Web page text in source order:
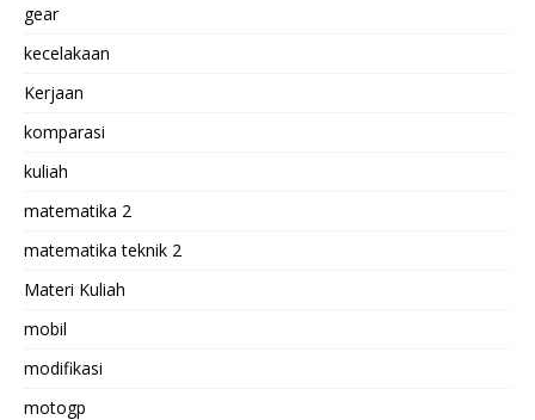
gear
kecelakaan
Kerjaan
komparasi
kuliah
matematika 2
matematika teknik 2
Materi Kuliah
mobil
modifikasi
motogp